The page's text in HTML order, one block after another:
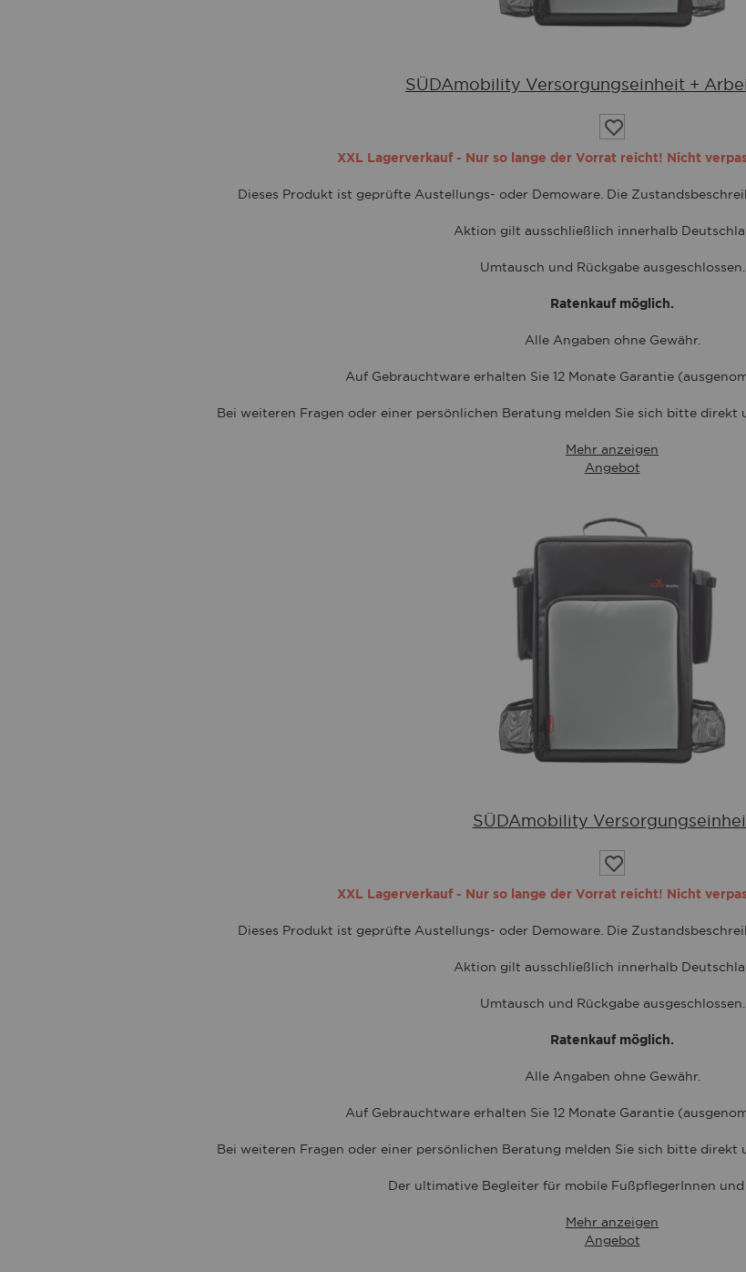
SÜDAmobility Versorgungseinheit +
Auf
die
Wunschliste
XXL Lagerverkauf - Nur so lange der Vorrat reicht! Nicht
Dieses Produkt ist geprüfte Austellungs- oder Demoware. Die
Aktion gilt ausschließlich innerhalb
Umtausch und Rückgabe ausgeschlossen.
Ratenkauf möglich.
Alle Angaben ohne Gewähr.
Auf Gebrauchtware erhalten Sie 12 Monate Garantie
Bei weiteren Fragen oder einer persönlichen Beratung melden Sie sich bitte
Mehr anzeigen
Angebot
SÜDAmobility
Auf
die
Wunschliste
XXL Lagerverkauf - Nur so lange der Vorrat reicht! Nicht
Dieses Produkt ist geprüfte Austellungs- oder Demoware. Die
Aktion gilt ausschließlich innerhalb
Umtausch und Rückgabe ausgeschlossen.
Ratenkauf möglich.
Alle Angaben ohne Gewähr.
Auf Gebrauchtware erhalten Sie 12 Monate Garantie
Bei weiteren Fragen oder einer persönlichen Beratung melden Sie sich bitte
Der ultimative Begleiter für mobile FußpflegerInnen
Mehr anzeigen
Angebot